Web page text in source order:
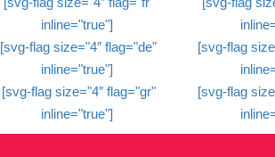
inline="true"]
[svg-flag size="4″ flag="de"
inline="true"]
[svg-flag size="4″ flag="gr"
inline="true"]
[svg-flag
[svg-flag